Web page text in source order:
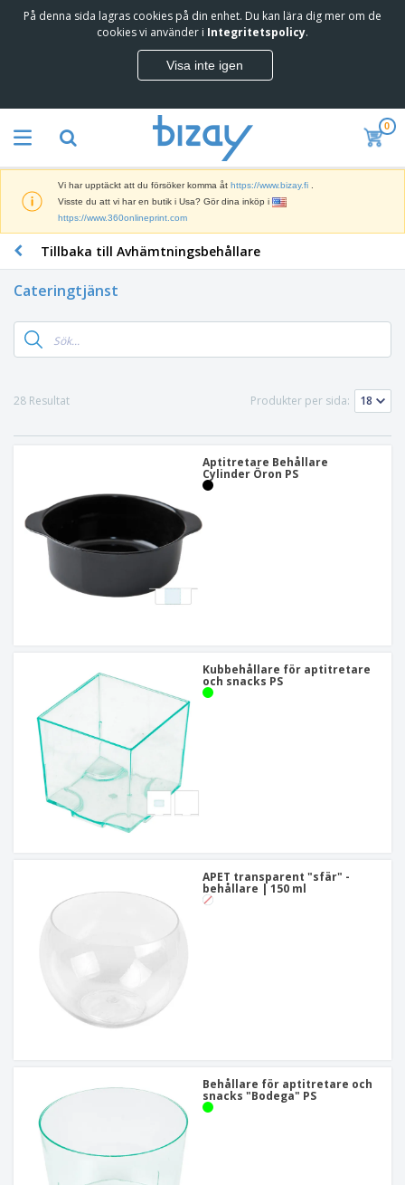
På denna sida lagras cookies på din enhet. Du kan lära dig mer om de
cookies vi använder i Integritetspolicy.
Visa inte igen
0
Vi har upptäckt att du försöker komma åt https://www.bizay.fi
Visste du att vi har en butik i Usa? Gör dina inköp i
https://www.360onlineprint.com
Tillbaka till Avhämtningsbehållare
Cateringtjänst
28 Resultat Produkter per sida:
Aptitretare Behållare
Cylinder Öron PS
Kubbehållare för aptitretare
och snacks PS
APET transparent "sfär" -
behållare | 150 ml
Behållare för aptitretare och
snacks "Bodega" PS